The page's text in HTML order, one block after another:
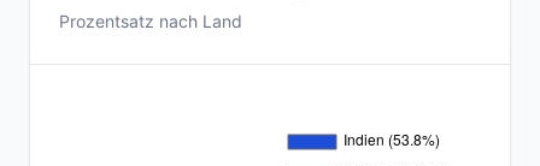
Prozentsatz nach Land